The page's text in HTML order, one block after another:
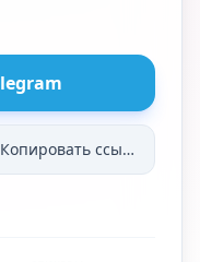
Копировать ссылку